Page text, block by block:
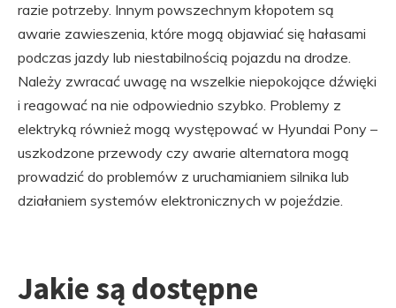
razie potrzeby. Innym powszechnym kłopotem są
awarie zawieszenia, które mogą objawiać się hałasami
podczas jazdy lub niestabilnością pojazdu na drodze.
Należy zwracać uwagę na wszelkie niepokojące dźwięki
i reagować na nie odpowiednio szybko. Problemy z
elektryką również mogą występować w Hyundai Pony –
uszkodzone przewody czy awarie alternatora mogą
prowadzić do problemów z uruchamianiem silnika lub
działaniem systemów elektronicznych w pojeździe.
Jakie są dostępne